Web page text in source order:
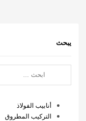
يبحث
أنابيب الفولاذ
التركيب المطروق